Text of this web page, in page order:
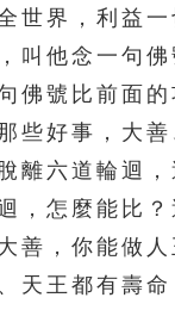
638
世界，利益一
叫他念一句佛
佛號比前面的
些好事，大
離六道輪迴，
，怎麼能比？
善，你能做
天王都有壽命